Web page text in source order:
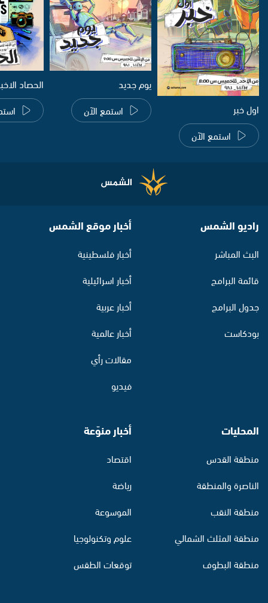
اول خبر
استمع الآن
يوم جديد
استمع الآن
الحصاد
راديو الشمس
البث المباشر
قائمة البرامج
جدول البرامج
بودكاست
أخبار موقع الشمس
أخبار فلسطينية
أخبار اسرائيلية
أخبار عربية
أخبار عالمية
مقالات رأي
فيديو
المحليات
منطقة القدس
الناصرة والمنطقة
منطقة النقب
منطقة المثلث الشمالي
منطقة البطوف
أخبار منوّعة
اقتصاد
رياضة
الموسوعة
علوم وتكنولوجيا
توقعات الطقس